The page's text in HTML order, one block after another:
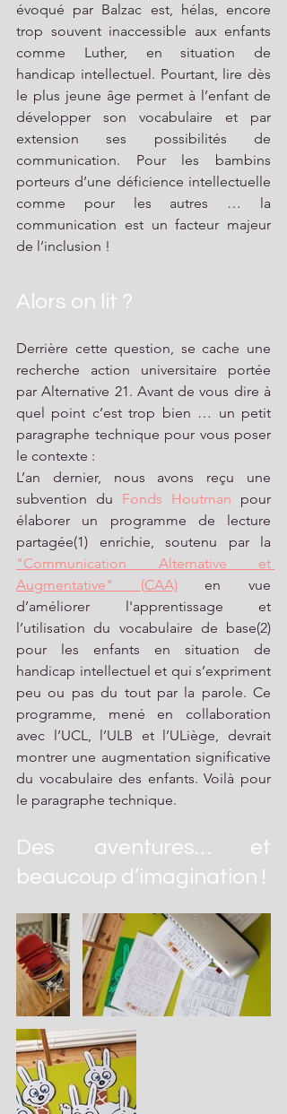
évoqué par Balzac est, hélas, encore
trop souvent inaccessible aux enfants
comme Luther, en situation de
handicap intellectuel. Pourtant, lire dès
le plus jeune âge permet à l’enfant de
développer son vocabulaire et par
extension ses possibilités de
communication. Pour les bambins
porteurs d’une déficience intellectuelle
comme pour les autres … la
communication est un facteur majeur
de l’inclusion !
Alors on lit ?
Derrière cette question, se cache une
recherche action universitaire portée
par Alternative 21. Avant de vous dire à
quel point c’est trop bien … un petit
paragraphe technique pour vous poser
le contexte :
L’an dernier, nous avons reçu une
subvention du Fonds Houtman pour
élaborer un programme de lecture
"Communication Alternative et
Augmentative" (CAA) en vue
d’améliorer l'apprentissage et
l’utilisation du vocabulaire de base(2)
pour les enfants en situation de
handicap intellectuel et qui s’expriment
peu ou pas du tout par la parole. Ce
programme, mené en collaboration
avec l’UCL, l’ULB et l’ULiège, devrait
montrer une augmentation significative
du vocabulaire des enfants. Voilà pour
le paragraphe technique.
Des aventures… et
beaucoup d’imagination !